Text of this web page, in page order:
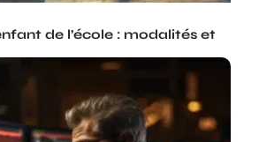
de l’école : modalités et